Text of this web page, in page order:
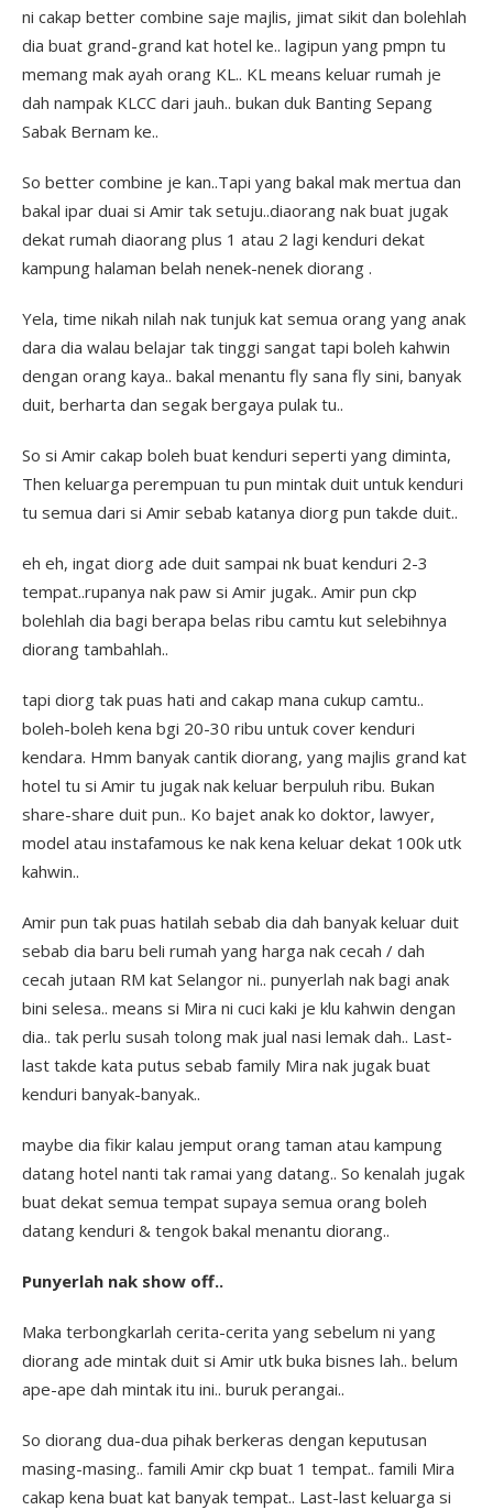
ni cakap better combine saje majlis, jimat sikit dan bolehlah
dia buat grand-grand kat hotel ke.. lagipun yang pmpn tu
memang mak ayah orang KL.. KL means keluar rumah je
dah nampak KLCC dari jauh.. bukan duk Banting Sepang
Sabak Bernam ke..
So better combine je kan..Tapi yang bakal mak mertua dan
bakal ipar duai si Amir tak setuju..diaorang nak buat jugak
dekat rumah diaorang plus 1 atau 2 lagi kenduri dekat
kampung halaman belah nenek-nenek diorang .
Yela, time nikah nilah nak tunjuk kat semua orang yang anak
dara dia walau belajar tak tinggi sangat tapi boleh kahwin
dengan orang kaya.. bakal menantu fly sana fly sini, banyak
duit, berharta dan segak bergaya pulak tu..
So si Amir cakap boleh buat kenduri seperti yang diminta,
Then keluarga perempuan tu pun mintak duit untuk kenduri
tu semua dari si Amir sebab katanya diorg pun takde duit..
eh eh, ingat diorg ade duit sampai nk buat kenduri 2-3
tempat..rupanya nak paw si Amir jugak.. Amir pun ckp
bolehlah dia bagi berapa belas ribu camtu kut selebihnya
diorang tambahlah..
tapi diorg tak puas hati and cakap mana cukup camtu..
boleh-boleh kena bgi 20-30 ribu untuk cover kenduri
kendara. Hmm banyak cantik diorang, yang majlis grand kat
hotel tu si Amir tu jugak nak keluar berpuluh ribu. Bukan
share-share duit pun.. Ko bajet anak ko doktor, lawyer,
model atau instafamous ke nak kena keluar dekat 100k utk
kahwin..
Amir pun tak puas hatilah sebab dia dah banyak keluar duit
sebab dia baru beli rumah yang harga nak cecah / dah
cecah jutaan RM kat Selangor ni.. punyerlah nak bagi anak
bini selesa.. means si Mira ni cuci kaki je klu kahwin dengan
dia.. tak perlu susah tolong mak jual nasi lemak dah.. Last-
last takde kata putus sebab family Mira nak jugak buat
kenduri banyak-banyak..
maybe dia fikir kalau jemput orang taman atau kampung
datang hotel nanti tak ramai yang datang.. So kenalah jugak
buat dekat semua tempat supaya semua orang boleh
datang kenduri & tengok bakal menantu diorang..
Punyerlah nak show off..
Maka terbongkarlah cerita-cerita yang sebelum ni yang
diorang ade mintak duit si Amir utk buka bisnes lah.. belum
ape-ape dah mintak itu ini.. buruk perangai..
So diorang dua-dua pihak berkeras dengan keputusan
masing-masing.. famili Amir ckp buat 1 tempat.. famili Mira
cakap kena buat kat banyak tempat.. Last-last keluarga si